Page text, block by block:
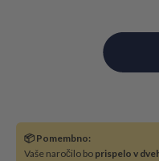
📦 Pomembno:
Vaše naročilo bo prispelo v